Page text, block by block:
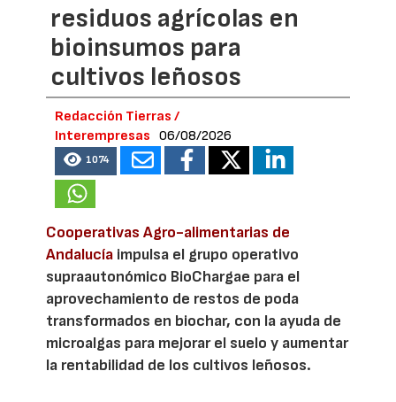
residuos agrícolas en
bioinsumos para
cultivos leñosos
Redacción Tierras /
Interempresas
06/08/2026
1074
Cooperativas Agro-alimentarias de
Andalucía impulsa el grupo operativo
supraautonómico BioChargae para el
aprovechamiento de restos de poda
transformados en biochar, con la ayuda de
microalgas para mejorar el suelo y aumentar
la rentabilidad de los cultivos leñosos.